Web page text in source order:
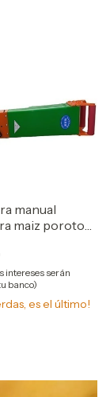
manual
maiz porotos
intereses serán
banco)
es el último!